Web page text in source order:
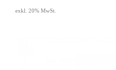
exkl. 20% MwSt.